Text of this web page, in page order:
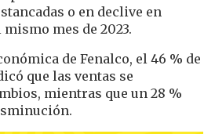
o en declive en
mes de 2023.
de Fenalco, el 46 % de
que las ventas se
mientras que un 28 %